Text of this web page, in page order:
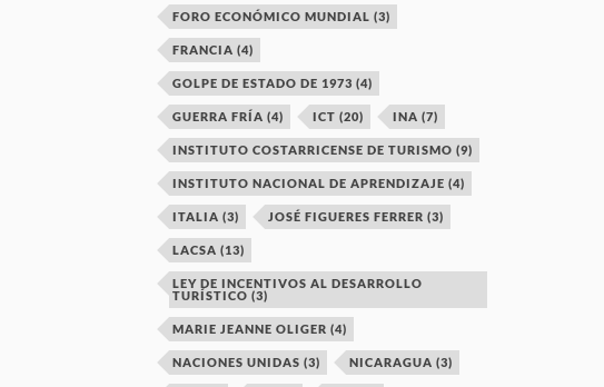
FORO ECONÓMICO MUNDIAL (3)
FRANCIA (4)
GOLPE DE ESTADO DE 1973 (4)
GUERRA FRÍA (4) ICT (20) INA (7)
INSTITUTO COSTARRICENSE DE TURISMO (9)
INSTITUTO NACIONAL DE APRENDIZAJE (4)
ITALIA (3) JOSÉ FIGUERES FERRER (3)
LACSA (13)
LEY DE INCENTIVOS AL DESARROLLO
TURÍSTICO (3)
MARIE JEANNE OLIGER (4)
NACIONES UNIDAS (3) NICARAGUA (3)